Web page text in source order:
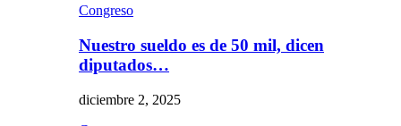
Congreso
Nuestro sueldo es de 50 mil, dicen
diputados…
diciembre 2, 2025